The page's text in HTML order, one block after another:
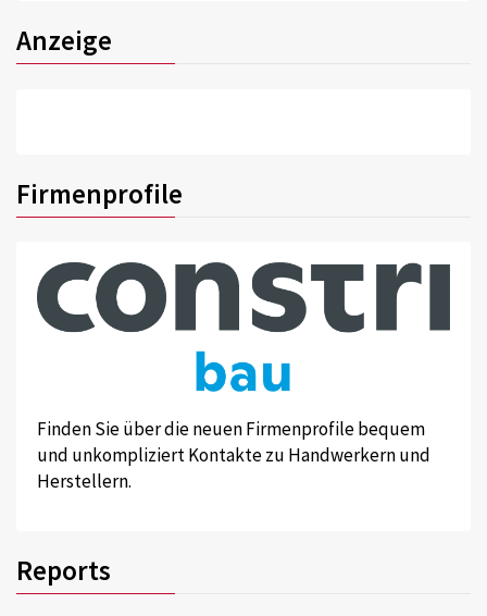
Anzeige
Firmenprofile
Finden Sie über die neuen Firmenprofile bequem
und unkompliziert Kontakte zu Handwerkern und
Herstellern.
Reports